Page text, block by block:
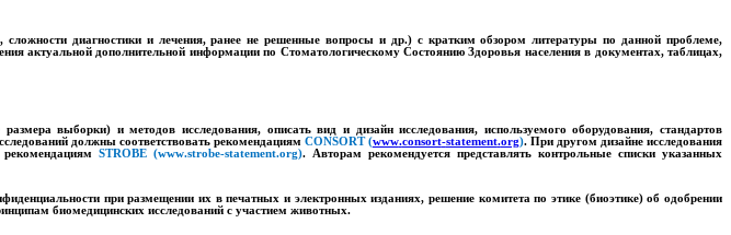
сложности диагностики и лечения, ранее не решенные вопросы и др.) с кратким обзором литературы по данной проблеме,
актуальной дополнительной информации по Стоматологическому Состоянию Здоровья населения в документах, таблицах,
выборки) и методов исследования, описать вид и дизайн исследования, используемого оборудования, стандартов
должны соответствовать рекомендациям CONSORT(www.consort-statement.org). При другом дизайне исследования
STROBE(www.strobe-statement.org). Авторам рекомендуется представлять контрольные списки указанных
при размещении их в печатных и электронных изданиях, решение комитета по этике (биоэтике) об одобрении
биомедицинских исследований с участием животных.